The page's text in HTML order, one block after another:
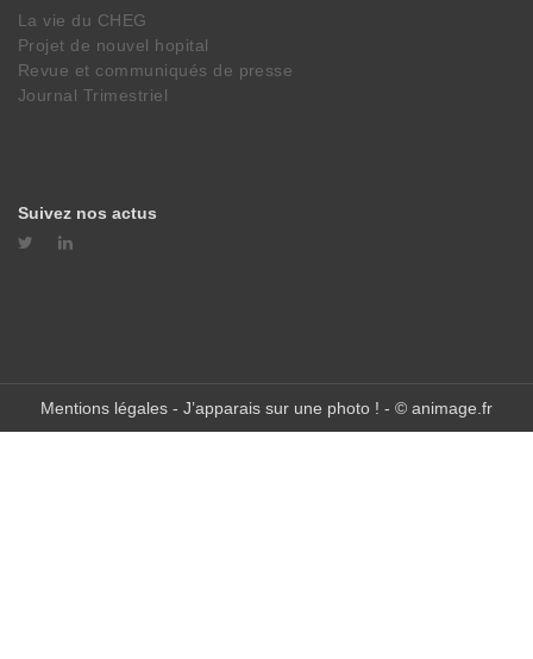
La vie du CHEG
Projet de nouvel hopital
Revue et communiqués de presse
Journal Trimestriel
Suivez nos actus
Mentions légales - J’apparais sur une photo ! - © animage.fr